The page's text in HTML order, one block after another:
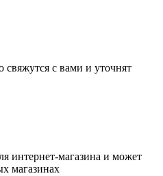
с вами и уточнят
интернет-магазина и может
магазинах